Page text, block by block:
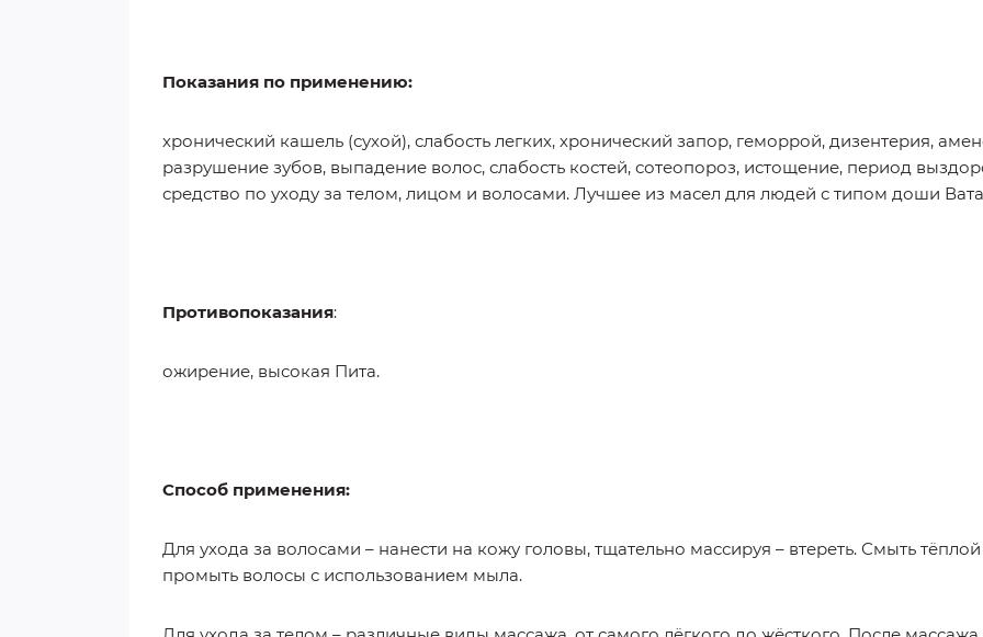
Показания по применению:
хронический кашель (сухой), слабость легких, хронический запор, геморрой, дизентерия,
разрушение зубов, выпадение волос, слабость костей, сотеопороз, истощение, период
средство по уходу за телом, лицом и волосами. Лучшее из масел для людей с типом доши
Противопоказания:
ожирение, высокая Пита.
Способ применения:
Для ухода за волосами – нанести на кожу головы, тщательно массируя – втереть. Смыть
промыть волосы с использованием мыла.